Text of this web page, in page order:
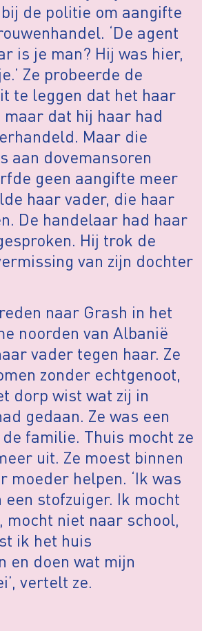
de politie om aangifte
‘De agent
is je man? Hij was hier,
Ze probeerde de
te leggen dat het haar
maar dat hij haar had
Maar die
aan dovemansoren
geen aangifte meer
haar vader, die haar
De handelaar had haar
Hij trok de
van zijn dochter
naar Grash in het
noorden van Albanië
vader tegen haar. Ze
zonder echtgenoot,
dorp wist wat zij in
gedaan. Ze was een
familie. Thuis mocht ze
uit. Ze moest binnen
moeder helpen. ‘Ik was
stofzuiger. Ik mocht
mocht niet naar school,
ik het huis
en doen wat mijn
vertelt ze.